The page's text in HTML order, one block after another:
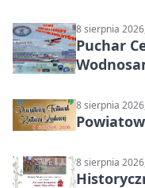
8 sierpnia
Puchar
8 sierpnia
8 sierpnia